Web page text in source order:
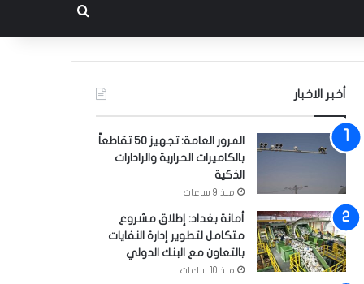
أخبر الاخبار
المرور العامة: تجهيز 50 تقاطعاً
بالكاميرات الحرارية والرادارات
الذكية
منذ 9 ساعات
أمانة بغداد: إطلاق مشروع
متكامل لتطوير إدارة النفايات
بالتعاون مع البنك الدولي
منذ 10 ساعات